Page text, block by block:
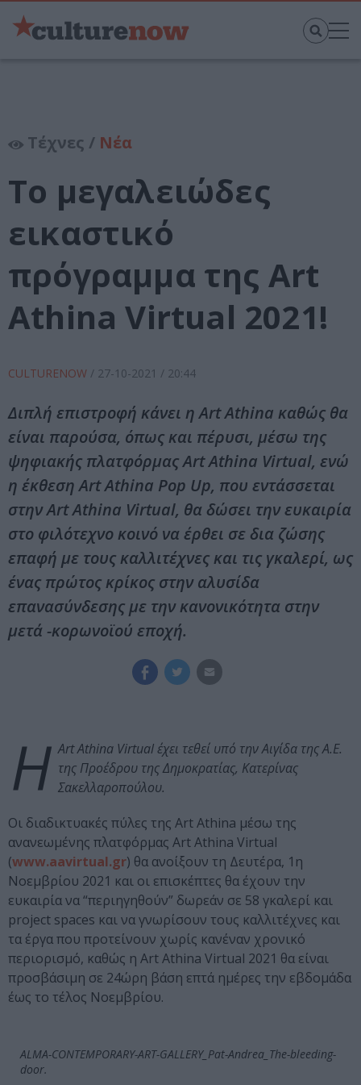
Τέχνες / Νέα
Το μεγαλειώδες
εικαστικό
πρόγραμμα της Αrt
Athina Virtual 2021!
CULTURENOW / 27-10-2021 / 20:44
Διπλή επιστροφή κάνει η Art Athina καθώς θα
είναι παρούσα, όπως και πέρυσι, μέσω της
ψηφιακής πλατφόρμας Αrt Athina Virtual, ενώ
η έκθεση Art Athina Pop Up, που εντάσσεται
στην Art Athina Virtual, θα δώσει την ευκαιρία
στο φιλότεχνο κοινό να έρθει σε δια ζώσης
επαφή με τους καλλιτέχνες και τις γκαλερί, ως
ένας πρώτος κρίκος στην αλυσίδα
επανασύνδεσης με την κανονικότητα στην
μετά -κορωνοϊού εποχή.
Η Αrt Athina Virtual έχει τεθεί υπό την Αιγίδα της Α.Ε.
της Προέδρου της Δημοκρατίας, Κατερίνας
Σακελλαροπούλου.
Oι διαδικτυακές πύλες της Art Athina μέσω της
ανανεωμένης πλατφόρμας Αrt Athina Virtual
(www.aavirtual.gr) θα ανοίξουν τη Δευτέρα, 1η
Νοεμβρίου 2021 και οι επισκέπτες θα έχουν την
ευκαιρία να “περιηγηθούν” δωρεάν σε 58 γκαλερί και
project spaces και να γνωρίσουν τους καλλιτέχνες και
τα έργα που προτείνουν χωρίς κανέναν χρονικό
περιορισμό, καθώς η Αrt Athina Virtual 2021 θα είναι
προσβάσιμη σε 24ώρη βάση επτά ημέρες την εβδομάδα
έως το τέλος Νοεμβρίου.
ALMA-CONTEMPORARY-ART-GALLERY_Pat-Andrea_The-bleeding-
door.